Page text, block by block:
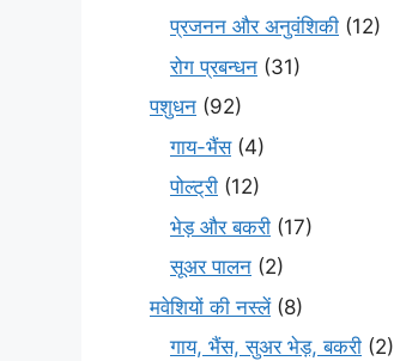
प्रजनन और अनुवंशिकी (12)
रोग प्रबन्धन (31)
पशुधन (92)
गाय-भैंस(4)
पोल्ट्री (12)
भेड़ और बकरी (17)
सूअर पालन (2)
मवेशियों की नस्लें(8)
गाय, भैंस, सुअर भेड़, बकरी (2)